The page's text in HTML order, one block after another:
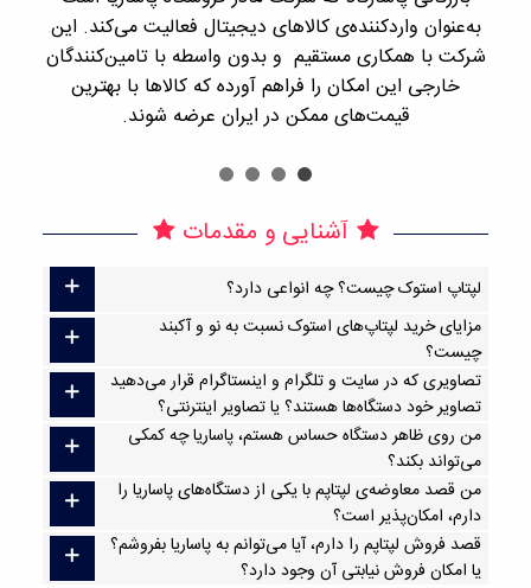
به‌عنوان واردکننده‌ی کالاهای دیجیتال فعالیت می‌کند. این
شرکت با همکاری مستقیم و بدون واسطه با تامین‌کنندگان
خارجی این امکان را فراهم آورده که کالاها با بهترین
قیمت‌های ممکن در ایران عرضه شوند.
آشنایی و مقدمات
لپتاپ استوک چیست؟ چه انواعی دارد؟
مزایای خرید لپتاپ‌های استوک نسبت به نو و آکبند
چیست؟
تصاویری که در سایت و تلگرام و اینستاگرام قرار می‌دهید
تصاویر خود دستگاه‌ها هستند؟ یا تصاویر اینترنتی؟
من روی ظاهر دستگاه حساس هستم، پاساریا چه کمکی
می‌تواند بکند؟
من قصد معاوضه‌ی لپتاپم با یکی از دستگاه‌های پاساریا را
دارم، امکان‌پذیر است؟
قصد فروش لپتاپم را دارم، آیا می‌توانم به پاساریا بفروشم؟
یا امکان فروش نیابتی آن وجود دارد؟